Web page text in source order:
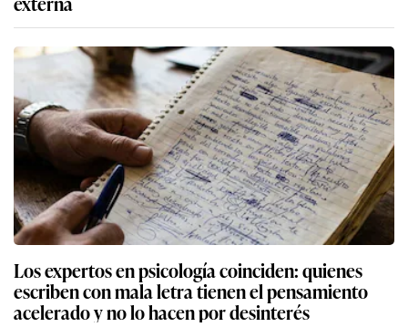
Los expertos en psicología coinciden: quienes
escriben con mala letra tienen el pensamiento
acelerado y no lo hacen por desinterés